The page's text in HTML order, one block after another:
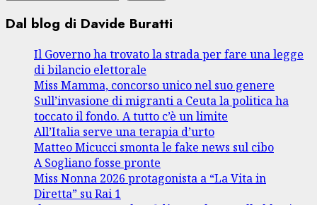
Dal blog di Davide Buratti
Il Governo ha trovato la strada per fare una legge
di bilancio elettorale
Miss Mamma, concorso unico nel suo genere
Sull’invasione di migranti a Ceuta la politica ha
toccato il fondo. A tutto c’è un limite
All’Italia serve una terapia d’urto
Matteo Micucci smonta le fake news sul cibo
A Sogliano fosse pronte
Miss Nonna 2026 protagonista a “La Vita in
Diretta” su Rai 1